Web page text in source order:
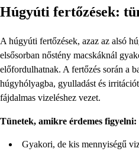
Húgyúti fertőzések:
A húgyúti fertőzések, azaz az alsó
elsősorban nőstény macskáknál
előfordulhatnak. A fertőzés során a
húgyhólyagba, gyulladást és
fájdalmas vizeléshez vezet.
Tünetek, amikre érdemes figyelni:
Gyakori, de kis mennyiségű